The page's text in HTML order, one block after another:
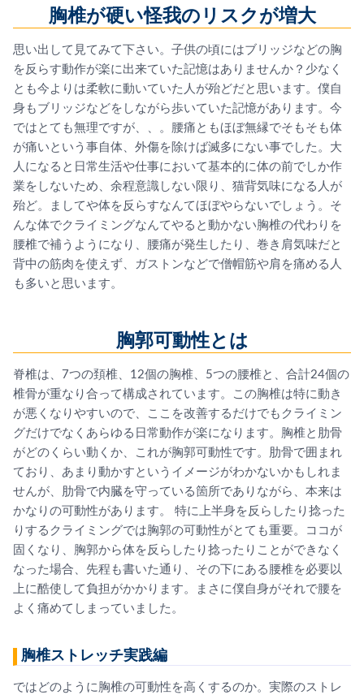
胸椎が硬い怪我のリスクが増大
思い出して見てみて下さい。子供の頃にはブリッジなどの胸
を反らす動作が楽に出来ていた記憶はありませんか？少なく
とも今よりは柔軟に動いていた人が殆どだと思います。僕自
身もブリッジなどをしながら歩いていた記憶があります。今
ではとても無理ですが、、。腰痛ともほぼ無縁でそもそも体
が痛いという事自体、外傷を除けば滅多にない事でした。大
人になると日常生活や仕事において基本的に体の前でしか作
業をしないため、余程意識しない限り、猫背気味になる人が
殆ど。ましてや体を反らすなんてほぼやらないでしょう。そ
んな体でクライミングなんてやると動かない胸椎の代わりを
腰椎で補うようになり、腰痛が発生したり、巻き肩気味だと
背中の筋肉を使えず、ガストンなどで僧帽筋や肩を痛める人
も多いと思います。
胸郭可動性とは
脊椎は、7つの頚椎、12個の胸椎、5つの腰椎と、合計24個の
椎骨が重なり合って構成されています。この胸椎は特に動き
が悪くなりやすいので、ここを改善するだけでもクライミン
グだけでなくあらゆる日常動作が楽になります。胸椎と肋骨
がどのくらい動くか、これが胸郭可動性です。肋骨で囲まれ
ており、あまり動かすというイメージがわかないかもしれま
せんが、肋骨で内臓を守っている箇所でありながら、本来は
かなりの可動性があります。 特に上半身を反らしたり捻った
りするクライミングでは胸郭の可動性がとても重要。ココが
固くなり、胸郭から体を反らしたり捻ったりことができなく
なった場合、先程も書いた通り、その下にある腰椎を必要以
上に酷使して負担がかかります。まさに僕自身がそれで腰を
よく痛めてしまっていました。
胸椎ストレッチ実践編
ではどのように胸椎の可動性を高くするのか。実際のストレ